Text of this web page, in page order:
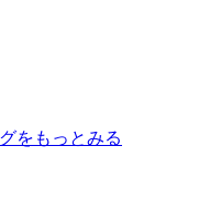
をもっとみる